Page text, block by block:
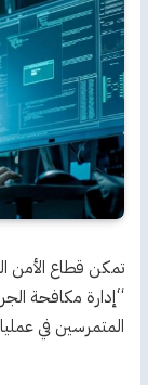
تمكن قطاع الأمن
“إدارة مكافحة
المتمرسين في